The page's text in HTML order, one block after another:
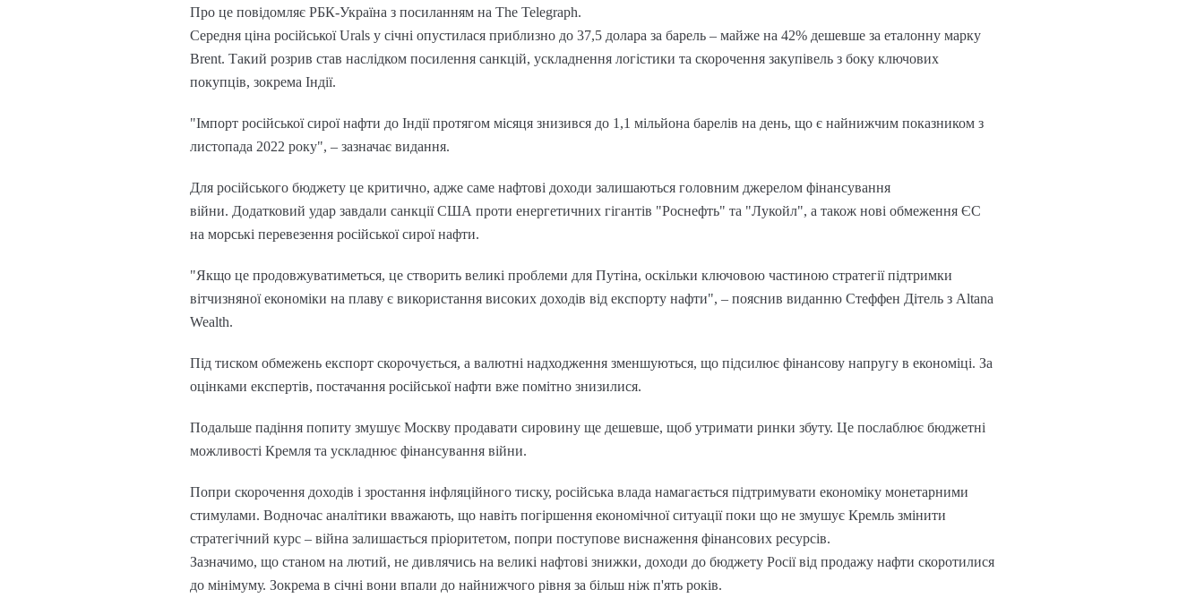
Про це повідомляє РБК-Україна з посиланням на The Telegraph.
Середня ціна російської Urals у січні опустилася приблизно до 37,5 долара за барель – майже на 42% дешевше за еталонну марку
Brent. Такий розрив став наслідком посилення санкцій, ускладнення логістики та скорочення закупівель з боку ключових
покупців, зокрема Індії.
"Імпорт російської сирої нафти до Індії протягом місяця знизився до 1,1 мільйона барелів на день, що є найнижчим показником з
листопада 2022 року", – зазначає видання.
Для російського бюджету це критично, адже саме нафтові доходи залишаються головним джерелом фінансування
війни. Додатковий удар завдали санкції США проти енергетичних гігантів "Роснефть" та "Лукойл", а також нові обмеження ЄС
на морські перевезення російської сирої нафти.
"Якщо це продовжуватиметься, це створить великі проблеми для Путіна, оскільки ключовою частиною стратегії підтримки
вітчизняної економіки на плаву є використання високих доходів від експорту нафти", – пояснив виданню Стеффен Дітель з Altana
Wealth.
Під тиском обмежень експорт скорочується, а валютні надходження зменшуються, що підсилює фінансову напругу в економіці. За
оцінками експертів, постачання російської нафти вже помітно знизилися.
Подальше падіння попиту змушує Москву продавати сировину ще дешевше, щоб утримати ринки збуту. Це послаблює бюджетні
можливості Кремля та ускладнює фінансування війни.
Попри скорочення доходів і зростання інфляційного тиску, російська влада намагається підтримувати економіку монетарними
стимулами. Водночас аналітики вважають, що навіть погіршення економічної ситуації поки що не змушує Кремль змінити
стратегічний курс – війна залишається пріоритетом, попри поступове виснаження фінансових ресурсів.
Зазначимо, що станом на лютий, не дивлячись на великі нафтові знижки, доходи до бюджету Росії від продажу нафти скоротилися
до мінімуму. Зокрема в січні вони впали до найнижчого рівня за більш ніж п'ять років.